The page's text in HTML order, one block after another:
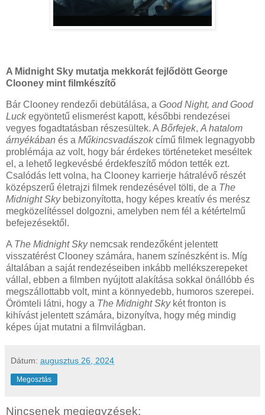
A Midnight Sky mutatja mekkorát fejlődött George
Clooney mint filmkészítő
Bár Clooney rendezői debütálása, a Good Night, and Good
Luckegyöntetű elismerést kapott, későbbi rendezései
vegyes fogadtatásban részesültek. A Bőrfejek, A hatalom
árnyékában és a Műkincsvadászokcímű filmek legnagyobb
problémája az volt, hogy bár érdekes történeteket meséltek
el, a lehető legkevésbé érdekfeszítő módon tették ezt.
Csalódás lett volna, ha Clooney karrierje hátralévő részét
középszerű életrajzi filmek rendezésével tölti, de a The
Midnight Skybebizonyította, hogy képes kreatív és merész
megközelítéssel dolgozni, amelyben nem fél a kétértelmű
befejezésektől.
A The Midnight Skynemcsak rendezőként jelentett
visszatérést Clooney számára, hanem színészként is. Míg
általában a saját rendezéseiben inkább mellékszerepeket
vállal, ebben a filmben nyújtott alakítása sokkal önállóbb és
megszállottabb volt, mint a könnyedebb, humoros szerepei.
Örömteli látni, hogy a The Midnight Skykét fronton is
kihívást jelentett számára, bizonyítva, hogy még mindig
képes újat mutatni a filmvilágban.
Dátum: augusztus 26, 2024
Megosztás
Nincsenek megjegyzések: